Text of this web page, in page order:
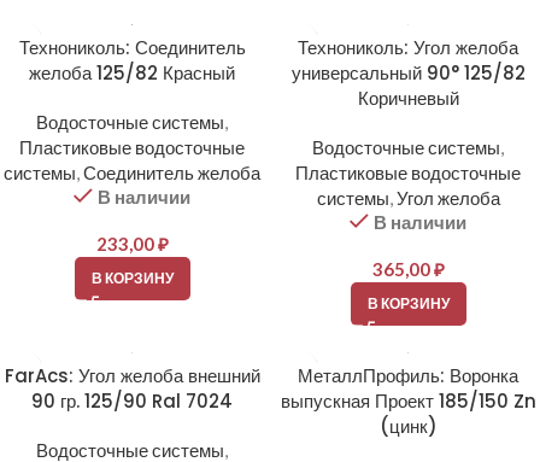
Технониколь: Соединитель
желоба 125/82 Красный
Водосточные системы,
Пластиковые водосточные
системы,Соединитель желоба
В наличии
233,00₽
В КОРЗИНУ
Технониколь: Угол желоба
универсальный 90° 125/82
Коричневый
Водосточные системы,
Пластиковые водосточные
системы,Угол желоба
В наличии
365,00₽
В КОРЗИНУ
FarAcs: Угол желоба внешний
90 гр. 125/90 Ral 7024
Водосточные системы,
МеталлПрофиль: Воронка
выпускная Проект 185/150 Zn
(цинк)